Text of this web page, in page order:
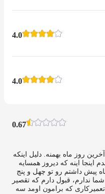
4.0
4.0
0.67
روز ماه بهمنه. دلیل اینکه
اینجا اینه که دیروز همسایه
پیش داشتم رو تو چهل و پنج
ندارم، قبول دارم که تقصیر
که برامون اومد سه